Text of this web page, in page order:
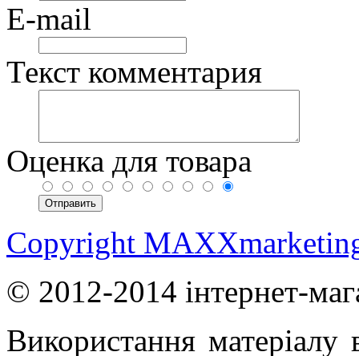
E-mail
Текст комментария
Оценка для товара
Copyright
© 2012-2014 інтернет-
Використання матеріалу